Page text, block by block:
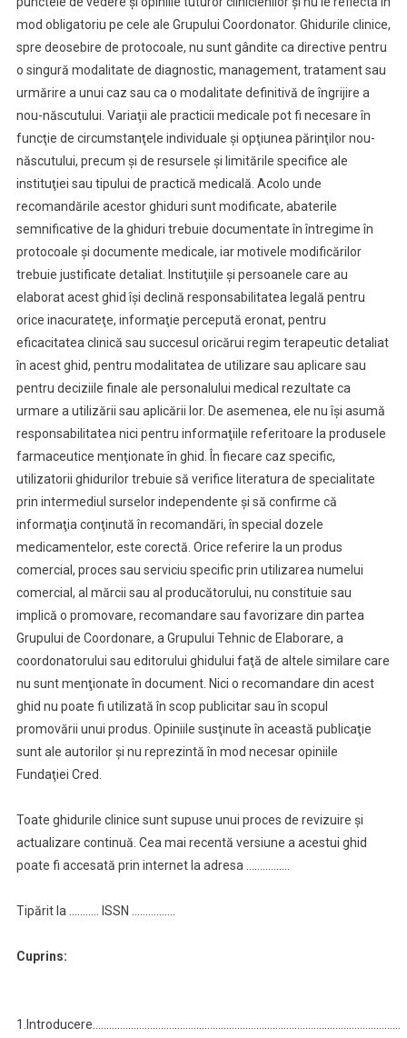
mod obligatoriu pe cele ale Grupului Coordonator. Ghidurile clinice,
spre deosebire de protocoale, nu sunt gândite ca directive pentru
o singură modalitate de diagnostic, management, tratament sau
urmărire a unui caz sau ca o modalitate definitivă de îngrijire a
nou-născutului. Variaţii ale practicii medicale pot fi necesare în
funcţie de circumstanţele individuale şi opţiunea părinţilor nou-
născutului, precum şi de resursele şi limitările specifice ale
instituţiei sau tipului de practică medicală. Acolo unde
recomandările acestor ghiduri sunt modificate, abaterile
semnificative de la ghiduri trebuie documentate în întregime în
protocoale şi documente medicale, iar motivele modificărilor
trebuie justificate detaliat. Instituţiile şi persoanele care au
elaborat acest ghid îşi declină responsabilitatea legală pentru
orice inacurateţe, informaţie percepută eronat, pentru
eficacitatea clinică sau succesul oricărui regim terapeutic detaliat
în acest ghid, pentru modalitatea de utilizare sau aplicare sau
pentru deciziile finale ale personalului medical rezultate ca
urmare a utilizării sau aplicării lor. De asemenea, ele nu îşi asumă
responsabilitatea nici pentru informaţiile referitoare la produsele
farmaceutice menţionate în ghid. În fiecare caz specific,
utilizatorii ghidurilor trebuie să verifice literatura de specialitate
prin intermediul surselor independente şi să confirme că
informaţia conţinută în recomandări, în special dozele
medicamentelor, este corectă. Orice referire la un produs
comercial, proces sau serviciu specific prin utilizarea numelui
comercial, al mărcii sau al producătorului, nu constituie sau
implică o promovare, recomandare sau favorizare din partea
Grupului de Coordonare, a Grupului Tehnic de Elaborare, a
coordonatorului sau editorului ghidului faţă de altele similare care
nu sunt menţionate în document. Nici o recomandare din acest
ghid nu poate fi utilizată în scop publicitar sau în scopul
promovării unui produs. Opiniile susţinute în această publicaţie
sunt ale autorilor şi nu reprezintă în mod necesar opiniile
Fundaţiei Cred.
Toate ghidurile clinice sunt supuse unui proces de revizuire şi
actualizare continuă. Cea mai recentă versiune a acestui ghid
poate fi accesată prin internet la adresa …………….
Tipărit la ……….. ISSN …………….
Cuprins:
1.Introducere…………………………………………………………………………………………………..